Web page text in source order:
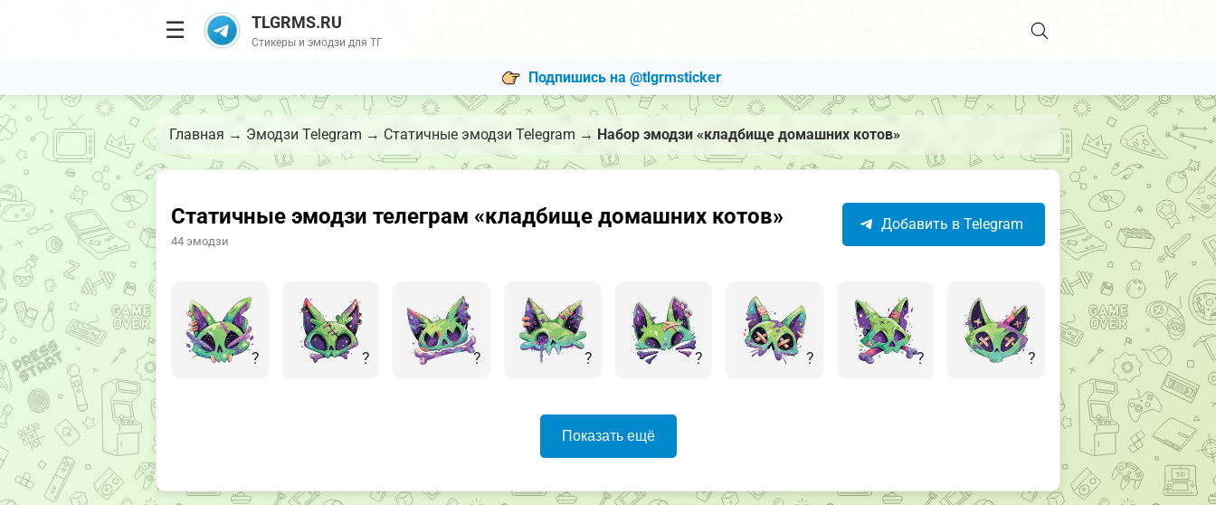
☰ TLGRMS.RU
Стикеры и эмодзи для ТГ
Подпишись на @tlgrmsticker
Главная → Эмодзи Telegram → Статичные эмодзи Telegram → Набор эмодзи «кладбище домашних котов»
Статичные эмодзи телеграм «кладбище домашних котов»
44 эмодзи
Добавить в Telegram
? ? ? ? ? ? ? ?
Показать ещё